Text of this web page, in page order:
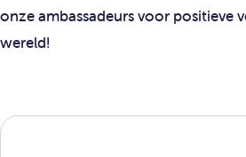
onze ambassadeurs voor positieve
wereld!